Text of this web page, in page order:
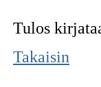
Tulos
Takaisin